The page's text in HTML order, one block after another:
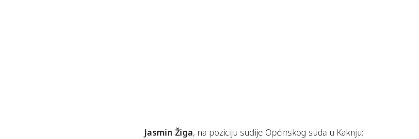
Jasmin Žiga, na poziciju sudije Općinskog suda u Kaknju;